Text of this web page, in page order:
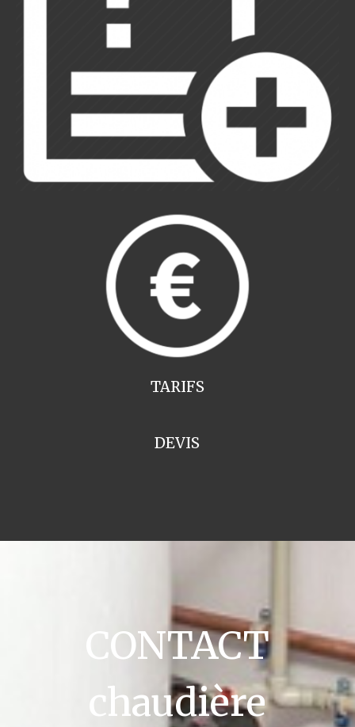
TARIFS
DEVIS
CONTACT
chaudière